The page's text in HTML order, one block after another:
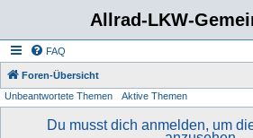
Allrad-LKW-
FAQ
Foren-Übersicht
Unbeantwortete Themen Aktive Themen
Du musst dich anmelden, um